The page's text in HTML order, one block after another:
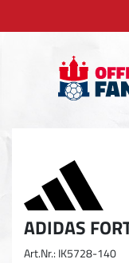
ADIDAS
Art.Nr.: IK5728-140